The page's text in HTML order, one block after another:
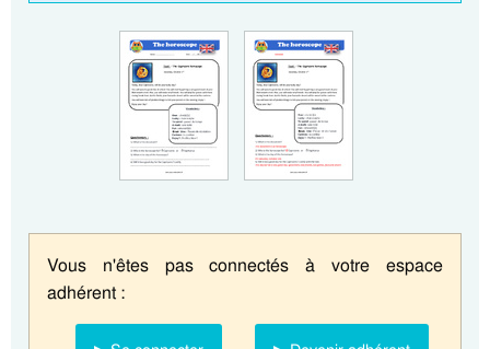
Vous n'êtes pas connectés à votre espace
adhérent :